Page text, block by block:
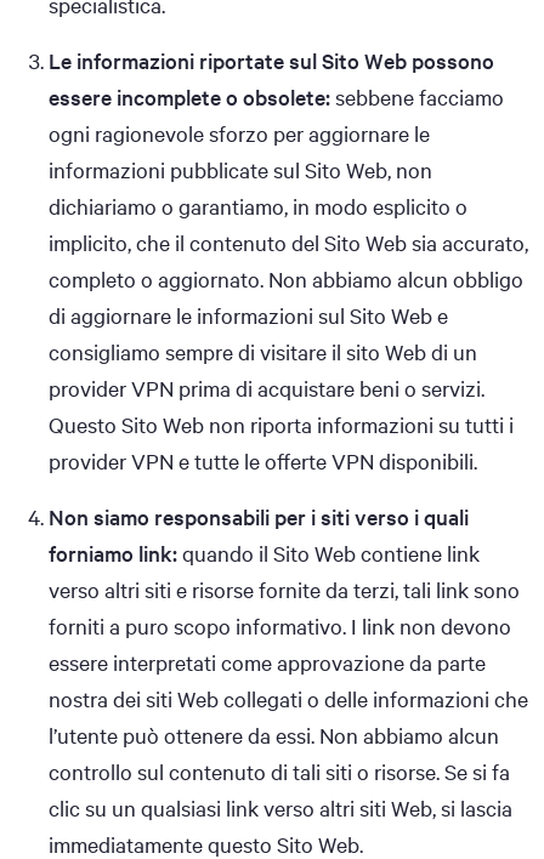
Le informazioni riportate sul Sito Web possono
essere incomplete o obsolete:sebbene facciamo
ogni ragionevole sforzo per aggiornare le
informazioni pubblicate sul Sito Web, non
dichiariamo o garantiamo, in modo esplicito o
implicito, che il contenuto del Sito Web sia accurato,
completo o aggiornato. Non abbiamo alcun obbligo
di aggiornare le informazioni sul Sito Web e
consigliamo sempre di visitare il sito Web di un
provider VPN prima di acquistare beni o servizi.
Questo Sito Web non riporta informazioni su tutti i
provider VPN e tutte le offerte VPN disponibili.
Non siamo responsabili per i siti verso i quali
forniamo link:quando il Sito Web contiene link
verso altri siti e risorse fornite da terzi, tali link sono
forniti a puro scopo informativo. I link non devono
essere interpretati come approvazione da parte
nostra dei siti Web collegati o delle informazioni che
l’utente può ottenere da essi. Non abbiamo alcun
controllo sul contenuto di tali siti o risorse. Se si fa
clic su un qualsiasi link verso altri siti Web, si lascia
immediatamente questo Sito Web.